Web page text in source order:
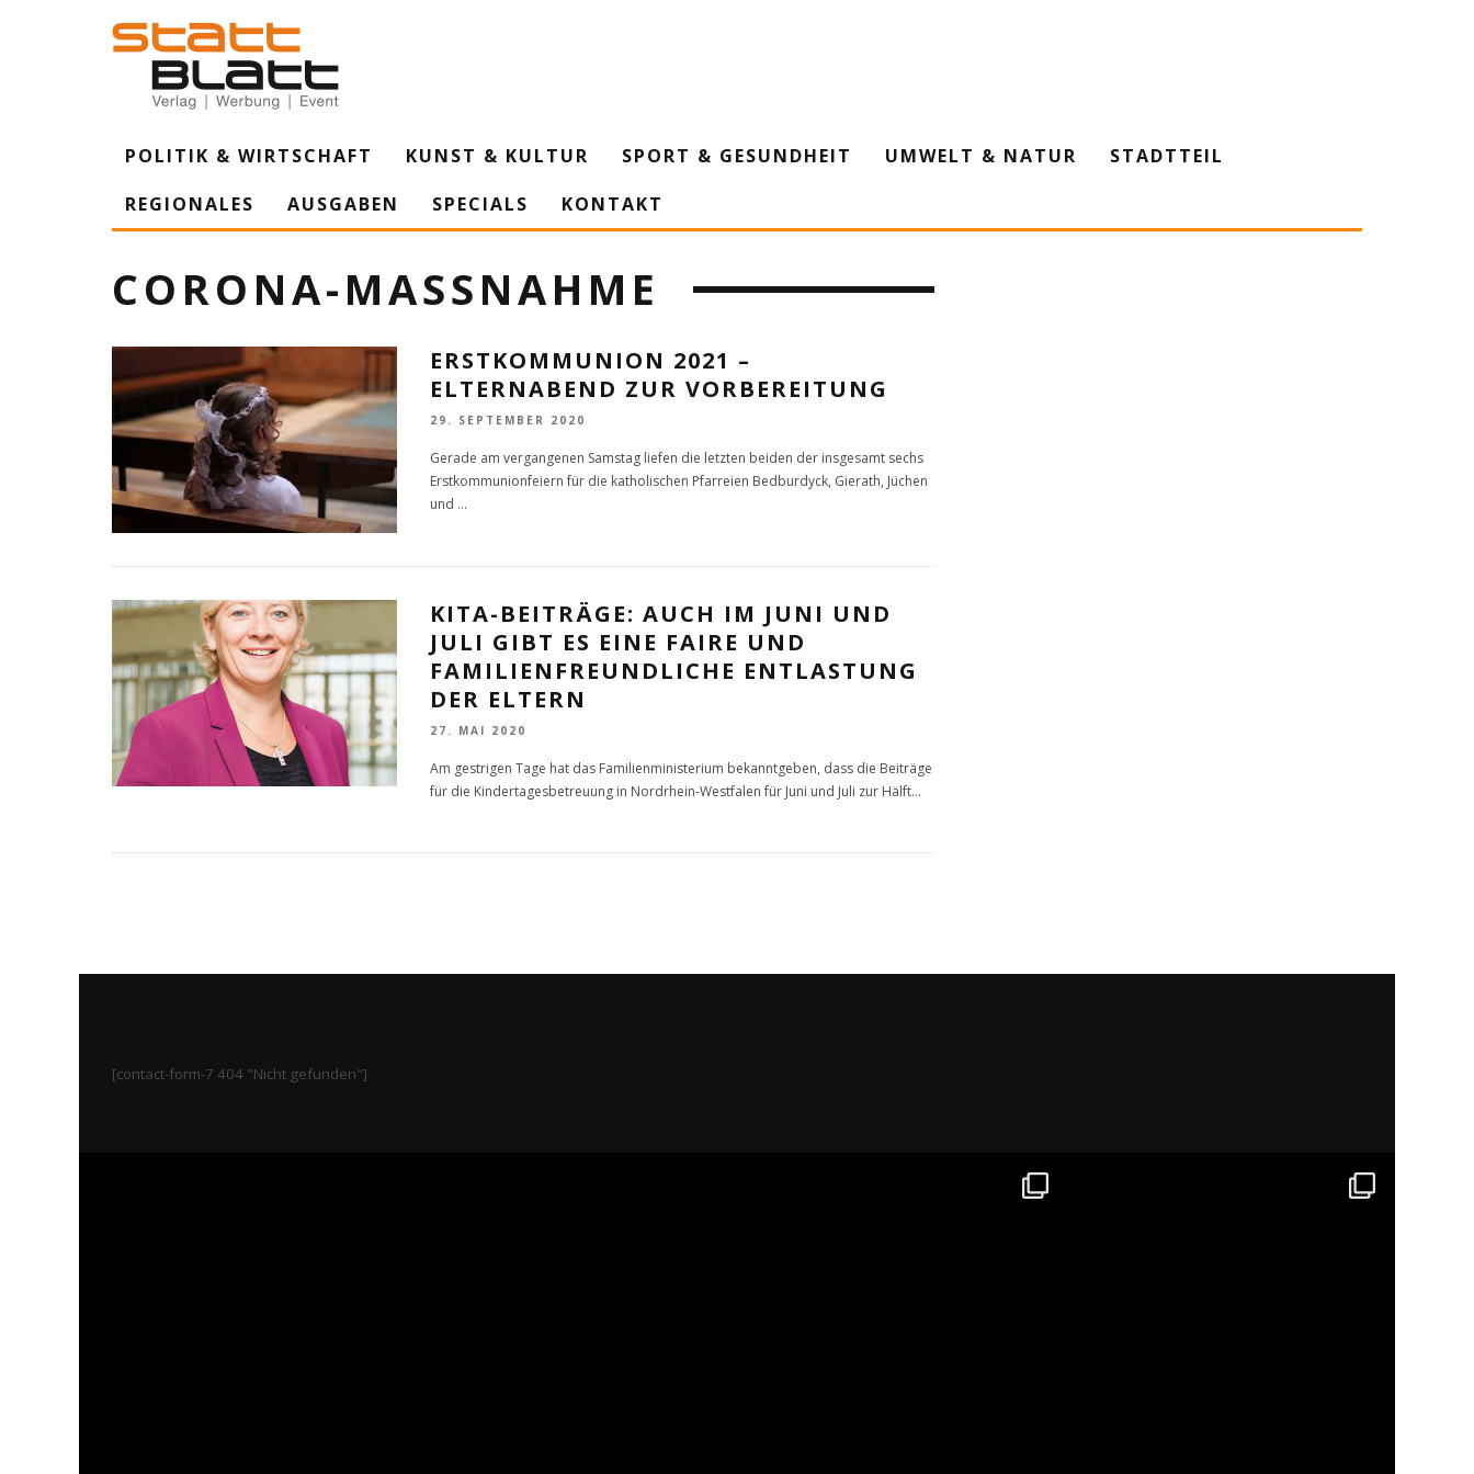
POLITIK & WIRTSCHAFT KUNST & KULTUR SPORT & GESUNDHEIT UMWELT & NATUR
STADTTEIL
REGIONALES
AUSGABEN SPECIALS KONTAKT
CORONA-MASSNAHME
ERSTKOMMUNION 2021 –
ELTERNABEND ZUR VORBEREITUNG
29. SEPTEMBER 2020
Gerade am vergangenen Samstag liefen die letzten beiden der insgesamt sechs
Erstkommunionfeiern für die katholischen Pfarreien Bedburdyck, Gierath, Jüchen
und ...
KITA-BEITRÄGE: AUCH IM JUNI UND
JULI GIBT ES EINE FAIRE UND
FAMILIENFREUNDLICHE ENTLASTUNG
DER ELTERN
27. MAI 2020
Am gestrigen Tage hat das Familienministerium bekanntgeben, dass die Beiträge
für die Kindertagesbetreuung in Nordrhein-Westfalen für Juni und Juli zur Hälft...
[contact-form-7 404 "Nicht gefunden"]